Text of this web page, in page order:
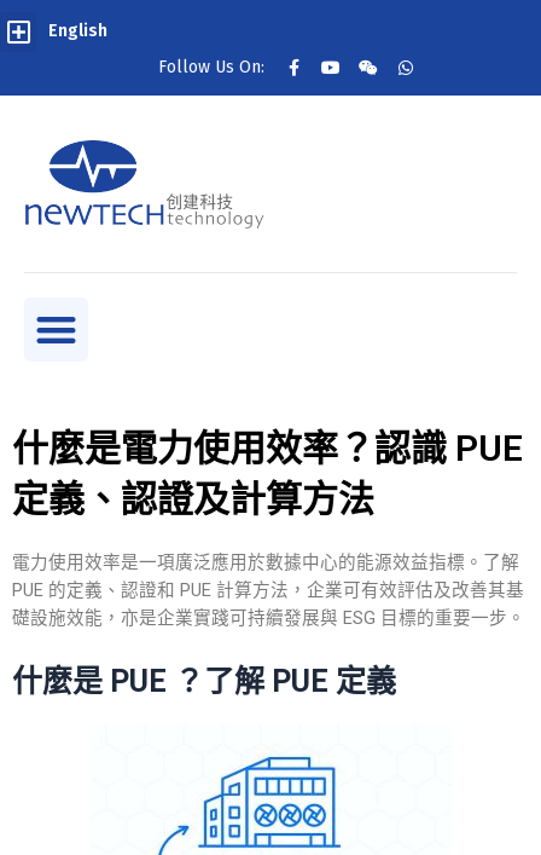
English
Follow Us On:
什麼是電力使用效率？認識 PUE
定義、認證及計算方法
電力使用效率是一項廣泛應用於數據中心的能源效益指標。了解
PUE 的定義 、 認證和 PUE 計算方法 ，企業可有效評估及改善其基
礎設施效能，亦是企業實踐可持續發展與 ESG 目標的重要一步。
什麼是 PUE ？了解 PUE 定義